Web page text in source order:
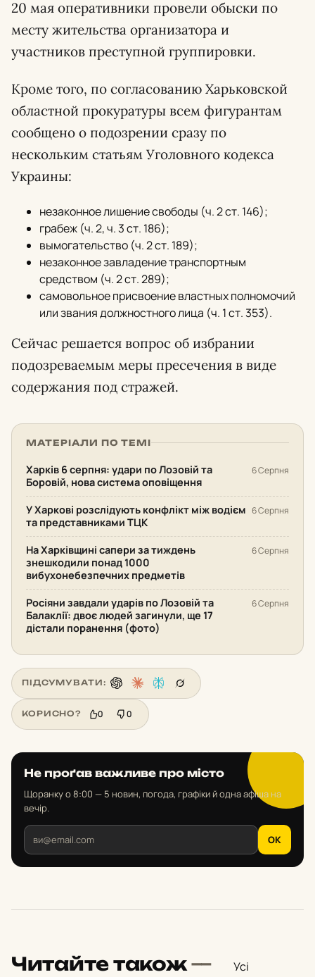
20 мая оперативники провели обыски по
месту жительства организатора и
участников преступной группировки.
Кроме того, по согласованию Харьковской
областной прокуратуры всем фигурантам
сообщено о подозрении сразу по
нескольким статьям Уголовного кодекса
Украины:
незаконное лишение свободы (ч. 2 ст. 146);
грабеж (ч. 2, ч. 3 ст. 186);
вымогательство (ч. 2 ст. 189);
незаконное завладение транспортным
средством (ч. 2 ст. 289);
самовольное присвоение властных полномочий
или звания должностного лица (ч. 1 ст. 353).
Сейчас решается вопрос об избрании
подозреваемым меры пресечения в виде
содержания под стражей.
МАТЕРІАЛИ ПО ТЕМІ
Харків 6 серпня: удари по Лозовій та
Боровій, нова система оповіщення
6 Серпня
У Харкові розслідують конфлікт між водієм
та представниками ТЦК
6 Серпня
На Харківщині сапери за тиждень
знешкодили понад 1000
вибухонебезпечних предметів
6 Серпня
Росіяни завдали ударів по Лозовій та
Балаклії: двоє людей загинули, ще 17
дістали поранення (фото)
6 Серпня
ПІДСУМУВАТИ:
КОРИСНО? 0 0
Не проґав важливе про місто
Щоранку о 8:00 — 5 новин, погода, графіки й одна афіша на
вечір.
OK
Читайте також—
Усі